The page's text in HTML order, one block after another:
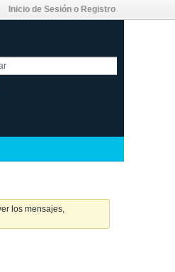
Inicio de Sesión o Registro
los mensajes,